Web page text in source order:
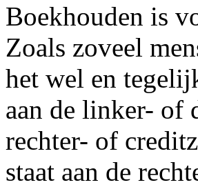
Boekhouden is
Zoals zoveel
het wel en
aan de linker- of
rechter- of
staat aan de